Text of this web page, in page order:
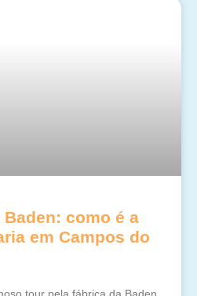
Baden: como é a
em Campos do
tour pela fábrica da Baden